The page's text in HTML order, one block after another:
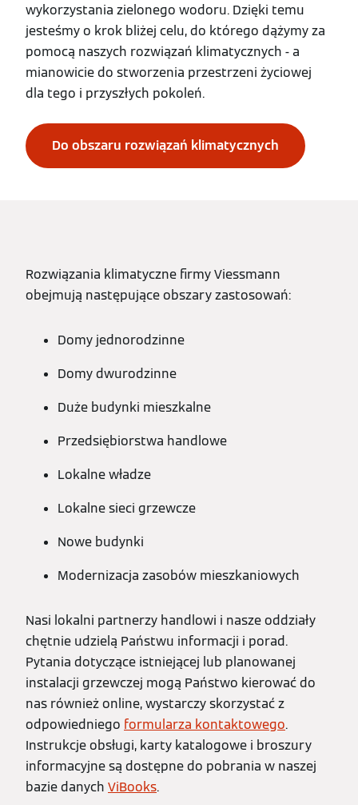
wykorzystania zielonego wodoru. Dzięki temu
jesteśmy o krok bliżej celu, do którego dążymy za
pomocą naszych rozwiązań klimatycznych - a
mianowicie do stworzenia przestrzeni życiowej
dla tego i przyszłych pokoleń.
Do obszaru rozwiązań klimatycznych
Rozwiązania klimatyczne firmy Viessmann
obejmują następujące obszary zastosowań:
Domy jednorodzinne
Domy dwurodzinne
Duże budynki mieszkalne
Przedsiębiorstwa handlowe
Lokalne władze
Lokalne sieci grzewcze
Nowe budynki
Modernizacja zasobów mieszkaniowych
Nasi lokalni partnerzy handlowi i nasze oddziały
chętnie udzielą Państwu informacji i porad.
Pytania dotyczące istniejącej lub planowanej
instalacji grzewczej mogą Państwo kierować do
nas również online, wystarczy skorzystać z
odpowiedniego formularza kontaktowego.
Instrukcje obsługi, karty katalogowe i broszury
informacyjne są dostępne do pobrania w naszej
bazie danych ViBooks.